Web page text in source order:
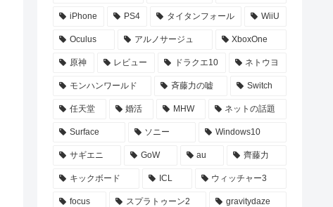
iPhone PS4 タイタンフォール WiiU
Oculus アルノサージュ XboxOne
原神 レビュー ドラクエ10 ネトウヨ
モンハンワールド 斉藤力の嘘 Switch
任天堂 婚活 MHW ネットの話題
Surface ソニー Windows10
サギエニ GoW au 齊藤力
キックボード ICL ウィッチャー3
focus スプラトゥーン2 gravitydaze